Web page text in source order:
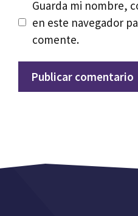
Guarda mi nombre,
en este navegador
comente.